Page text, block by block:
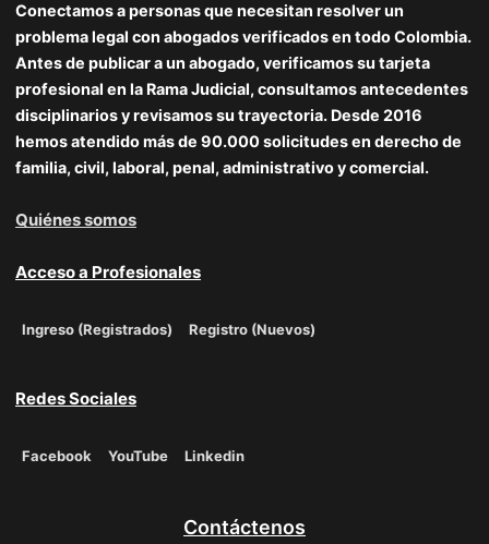
Conectamos a personas que necesitan resolver un
problema legal con abogados verificados en todo Colombia.
Antes de publicar a un abogado, verificamos su tarjeta
profesional en la Rama Judicial, consultamos antecedentes
disciplinarios y revisamos su trayectoria. Desde 2016
hemos atendido más de 90.000 solicitudes en derecho de
familia, civil, laboral, penal, administrativo y comercial.
Quiénes somos
Acceso a Profesionales
Ingreso (Registrados) Registro (Nuevos)
Redes Sociales
Facebook YouTube Linkedin
Contáctenos